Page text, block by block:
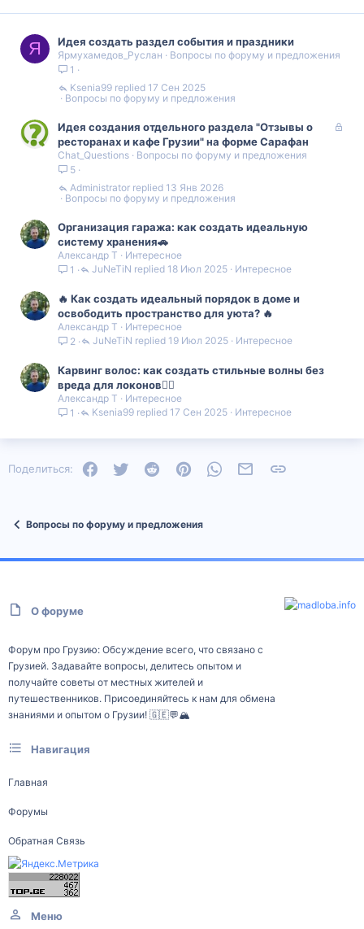
Я Идея создать раздел события и праздники
Ярмухамедов_Руслан
Вопросы по форуму и предложения
1
Вопросы по форуму и предложения
17 Сен 2025
Ksenia99
Идея создания отдельного раздела "Отзывы о
ресторанах и кафе Грузии" на форме Сарафан
Chat_Questions
Вопросы по форуму и предложения
5
Вопросы по форуму и предложения
13 Янв 2026
Administrator
Организация гаража: как создать идеальную
систему хранения🚗
Александр Т
Интересное
1
Интересное
18 Июл 2025
JuNeTiN
🔥 Как создать идеальный порядок в доме и
освободить пространство для уюта? 🔥
Александр Т
Интересное
2
Интересное
19 Июл 2025
JuNeTiN
Карвинг волос: как создать стильные волны без
вреда для локонов💇‍♀️
Александр Т
Интересное
1
Интересное
17 Сен 2025
Ksenia99
Поделиться: FacebookTwitter Reddit PinterestWhatsAppЭлектронная почта
Вопросы по форуму и предложения
О форуме
Форум про Грузию: Обсуждение всего, что связано с
Грузией. Задавайте вопросы, делитесь опытом и
получайте советы от местных жителей и
путешественников. Присоединяйтесь к нам для обмена
знаниями и опытом о Грузии! 🇬🇪💬🏔️
Навигация
Главная
Форумы
Обратная Связь
Меню